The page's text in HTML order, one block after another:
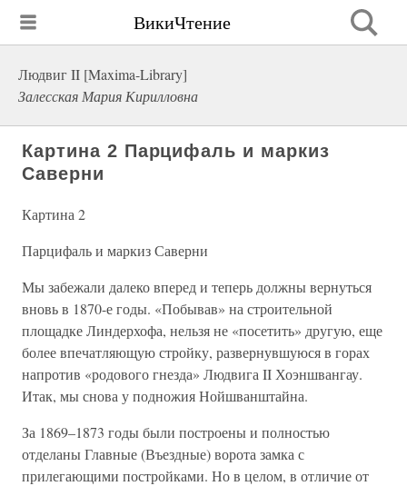
ВикиЧтение
Людвиг II [Maxima-Library]
Залесская Мария Кирилловна
Картина 2 Парцифаль и маркиз
Саверни
Картина 2
Парцифаль и маркиз Саверни
Мы забежали далеко вперед и теперь должны вернуться
вновь в 1870-е годы. «Побывав» на строительной
площадке Линдерхофа, нельзя не «посетить» другую, еще
более впечатляющую стройку, развернувшуюся в горах
напротив «родового гнезда» Людвига II Хоэншвангау.
Итак, мы снова у подножия Нойшванштайна.
За 1869–1873 годы были построены и полностью
отделаны Главные (Въездные) ворота замка с
прилегающими постройками. Но в целом, в отличие от